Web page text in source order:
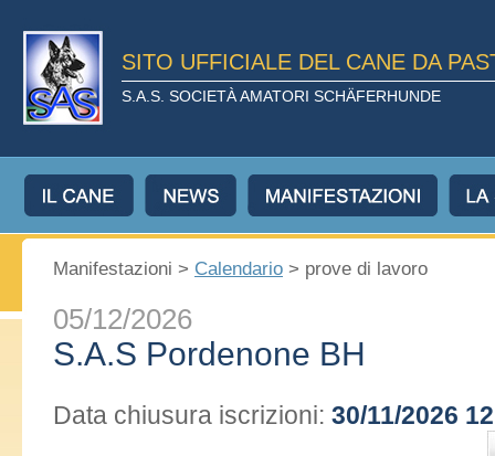
SITO UFFICIALE DEL CANE DA
S.A.S. SOCIETÀ AMATORI SCHÄFERHUNDE
Manifestazioni > Calendario > prove di lavoro
05/12/2026
S.A.S Pordenone BH
Data chiusura iscrizioni: 30/11/2026